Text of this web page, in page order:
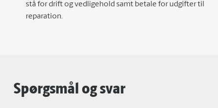
stå for drift og vedligehold samt betale for udgifter til
reparation.
Spørgsmål og svar